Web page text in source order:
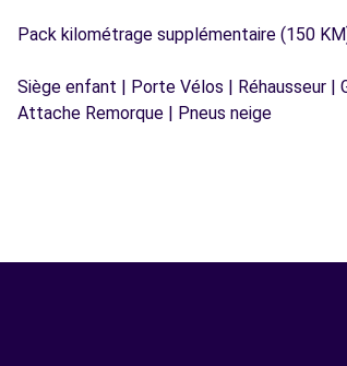
Pack kilométrage supplémentaire (150
Siège enfant | Porte Vélos | Réhausseur
Attache Remorque | Pneus neige